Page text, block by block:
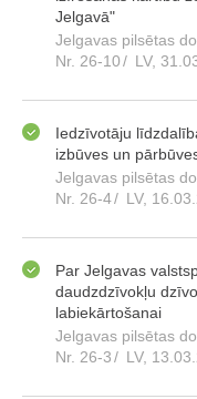
Jelgavā"
Jelgavas pilsētas
Nr. 26-10/ LV,
Iedzīvotāju
izbūves un
Jelgavas pilsētas
Nr. 26-4/ LV,
Par Jelgavas
daudzdzīvokļu
labiekārtošanai
Jelgavas pilsētas
Nr. 26-3/ LV,